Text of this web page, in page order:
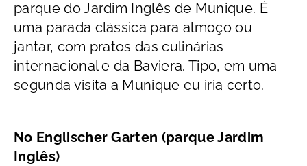
parque do Jardim Inglês de Munique. É
uma parada clássica para almoço ou
jantar, com pratos das culinárias
internacional e da Baviera. Tipo, em uma
segunda visita a Munique eu iria certo.
No Englischer Garten (parque Jardim
Inglês)